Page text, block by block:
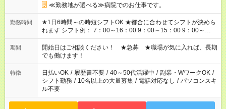
≪勤務地が選べる≫病院でのお仕事です。
勤務時間
★1日6時間～の時短シフトOK ★都合に合わせてシフトが決めら
れます シフト例： 7：00～16：00 9：00～15：00 9：00～
18：00 11：00～20：00 など ※Wワークの場合、他のお仕事と
合わせ週40時間超の就業はご案内できません ※法令に基づき、
週20時間以上勤務は社会保険への加入対象となります ※労働者
派遣法（日雇い派遣の原則禁止）により、短時間・短期間の就
業はご案内が難しい場合があります
期間
開始日はご相談ください！ ★急募 ★職場が気に入れば、長期
でも働けます！
特徴 日払いOK / 履歴書不要 / 40～50代活躍中 / 副業・WワークOK /
シフト勤務 / 10名以上の大量募集 / 電話対応なし / パソコンスキ
ル不要